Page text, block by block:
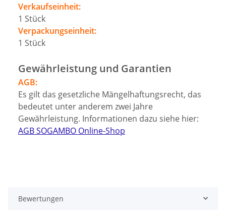
Verkaufseinheit:
1 Stück
Verpackungseinheit:
1 Stück
Gewährleistung und Garantien
AGB:
Es gilt das gesetzliche Mängelhaftungsrecht, das
bedeutet unter anderem zwei Jahre
Gewährleistung. Informationen dazu siehe hier:
AGB SOGAMBO Online-Shop
Bewertungen